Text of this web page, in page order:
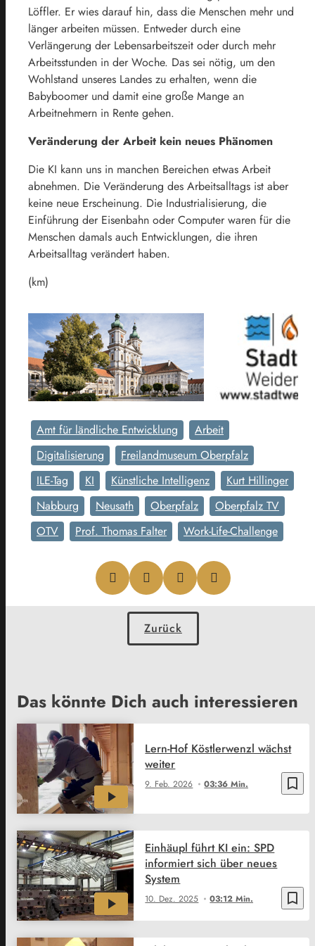
Löffler. Er wies darauf hin, dass die Menschen mehr und
länger arbeiten müssen. Entweder durch eine
Verlängerung der Lebensarbeitszeit oder durch mehr
Arbeitsstunden in der Woche. Das sei nötig, um den
Wohlstand unseres Landes zu erhalten, wenn die
Babyboomer und damit eine große Mange an
Arbeitnehmern in Rente gehen.
Veränderung der Arbeit kein neues Phänomen
Die KI kann uns in manchen Bereichen etwas Arbeit
abnehmen. Die Veränderung des Arbeitsalltags ist aber
keine neue Erscheinung. Die Industrialisierung, die
Einführung der Eisenbahn oder Computer waren für die
Menschen damals auch Entwicklungen, die ihren
Arbeitsalltag verändert haben.
(km)
Amt für ländliche Entwicklung
Arbeit
Digitalisierung
Freilandmuseum Oberpfalz
ILE-Tag
KI Künstliche Intelligenz
Kurt Hillinger
Nabburg
Neusath Oberpfalz
Oberpfalz TV
OTV
Prof. Thomas Falter Work-Life-Challenge
Zurück
Das könnte Dich auch interessieren
bookmark_border
9. Feb. 2026 03:36 Min.
Lern-Hof Köstlerwenzl wächst
weiter
bookmark_border
10. Dez. 2025 03:12 Min.
Einhäupl führt KI ein: SPD
informiert sich über neues
System